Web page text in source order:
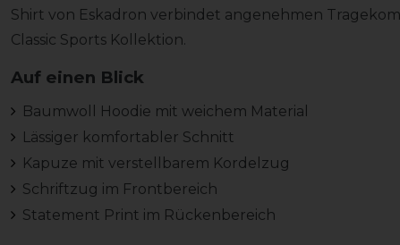
Shirt von Eskadron verbindet angenehmen
Classic Sports Kollektion.
Auf einen Blick
Baumwoll Hoodie mit weichem Material
Lässiger komfortabler Schnitt
Kapuze mit verstellbarem Kordelzug
Schriftzug im Frontbereich
Statement Print im Rückenbereich